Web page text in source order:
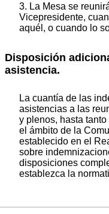
3. La Mesa se
Vicepresidente,
aquél, o cuando lo
Disposición
asistencia.
La cuantía de las
asistencias a las
y plenos, hasta
el ámbito de la
establecido en el
sobre
disposiciones
establezca la